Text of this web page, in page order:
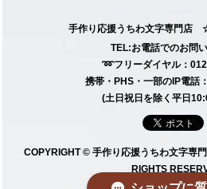
手作り応援うちわ文字専門店
TEL:お電話でのお問
➿フリーダイヤル：
携帯・PHS・一部のIP電話
(土日祝日を除く平日
COPYRIGHT © 手作り応援うちわ文字
RIGHTS